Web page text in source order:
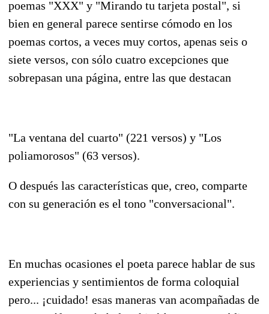
poemas "XXX" y "Mirando tu tarjeta postal", si
bien en general parece sentirse cómodo en los
poemas cortos, a veces muy cortos, apenas seis o
siete versos, con sólo cuatro excepciones que
sobrepasan una página, entre las que destacan
"La ventana del cuarto" (221 versos) y "Los
poliamorosos" (63 versos).
O después las características que, creo, comparte
con su generación es el tono "conversacional".
En muchas ocasiones el poeta parece hablar de sus
experiencias y sentimientos de forma coloquial
pero... ¡cuidado! esas maneras van acompañadas de